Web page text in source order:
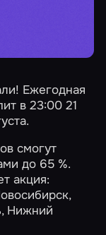
Ежегодная
в 23:00 21
смогут
до 65 %.
акция:
,
, Нижний